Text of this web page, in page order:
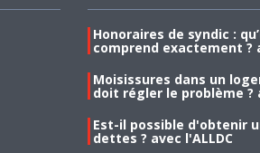
Honoraires de syndic :
comprend exactement ?
Moisissures dans un
doit régler le problème ?
Est-il possible d'obtenir
dettes ? avec l'ALLDC